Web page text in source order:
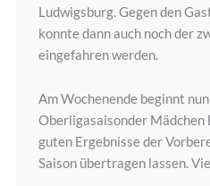
Ludwigsburg. Gegen den
konnte dann auch noch der
eingefahren werden.
Am Wochenende beginnt
Oberligasaisonder Mädchen
guten Ergebnisse der
Saison übertragen lassen.